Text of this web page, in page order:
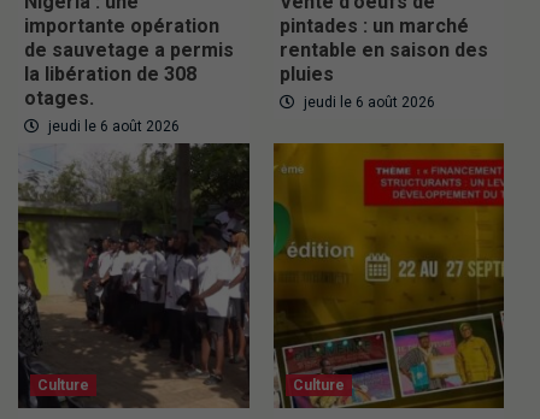
importante opération
de sauvetage a permis
la libération de 308
otages.
jeudi le 6 août 2026
pintades : un marché
rentable en saison des
pluies
jeudi le 6 août 2026
Culture Culture